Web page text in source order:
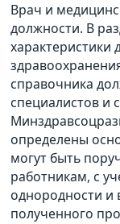
Врач и
должности. В
характеристики
справочника
специалистов и
определены
могут быть
работникам, с
однородности и
полученного